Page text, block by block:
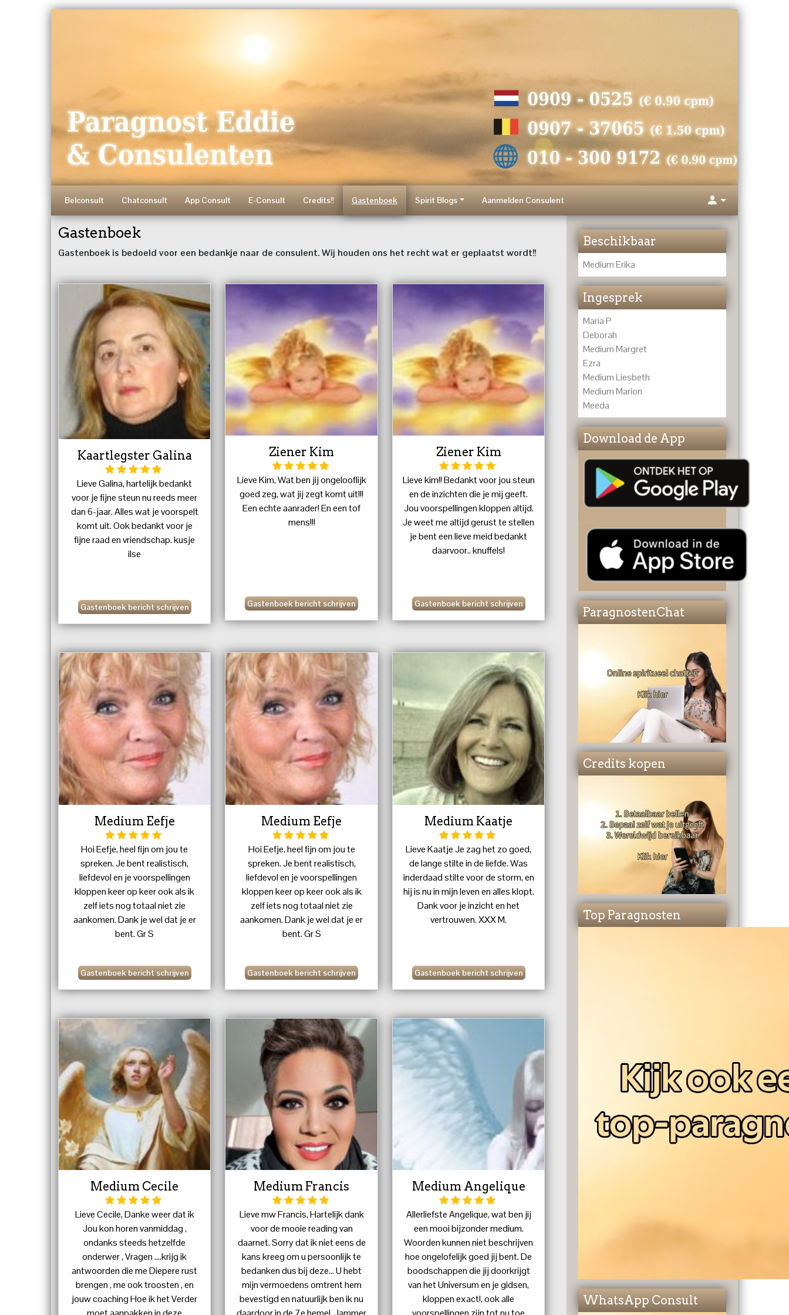
Belconsult Chatconsult App Consult E-Consult Credits!! Gastenboek Spirit Blogs Aanmelden Consulent
Gastenboek
Gastenboek is bedoeld voor een bedankje naar de consulent. Wij houden ons het recht wat er geplaatst wordt!!
Kaartlegster Galina
Lieve Galina, hartelijk bedankt
voor je fijne steun nu reeds meer
dan 6-jaar. Alles wat je voorspelt
komt uit. Ook bedankt voor je
fijne raad en vriendschap. kusje
ilse
Gastenboek bericht schrijven
Ziener Kim
Lieve Kim, Wat ben jij ongelooflijk
goed zeg, wat jij zegt komt uit!!!
Een echte aanrader! En een tof
mens!!!
Gastenboek bericht schrijven
Ziener Kim
Lieve kim!! Bedankt voor jou steun
en de inzichten die je mij geeft.
Jou voorspellingen kloppen altijd.
Je weet me altijd gerust te stellen
je bent een lieve meid bedankt
daarvoor.. knuffels!
Gastenboek bericht schrijven
Medium Eefje
Hoi Eefje, heel fijn om jou te
spreken. Je bent realistisch,
liefdevol en je voorspellingen
kloppen keer op keer ook als ik
zelf iets nog totaal niet zie
aankomen. Dank je wel dat je er
bent. Gr S
Gastenboek bericht schrijven
Medium Eefje
Hoi Eefje, heel fijn om jou te
spreken. Je bent realistisch,
liefdevol en je voorspellingen
kloppen keer op keer ook als ik
zelf iets nog totaal niet zie
aankomen. Dank je wel dat je er
bent. Gr S
Gastenboek bericht schrijven
Medium Kaatje
Lieve Kaatje Je zag het zo goed,
de lange stilte in de liefde. Was
inderdaad stilte voor de storm, en
hij is nu in mijn leven en alles klopt.
Dank voor je inzicht en het
vertrouwen. XXX M.
Gastenboek bericht schrijven
Medium Cecile
Lieve Cecile, Danke weer dat ik
Jou kon horen vanmiddag ,
ondanks steeds hetzelfde
onderwer , Vragen ....krijg ik
antwoorden die me Diepere rust
brengen , me ook troosten , en
jouw coaching Hoe ik het Verder
Medium Francis
Lieve mw Francis, Hartelijk dank
voor de mooie reading van
daarnet. Sorry dat ik niet eens de
kans kreeg om u persoonlijk te
bedanken dus bij deze... U hebt
mijn vermoedens omtrent hem
bevestigd en natuurlijk ben ik nu
Medium Angelique
Allerliefste Angelique, wat ben jij
een mooi bijzonder medium.
Woorden kunnen niet beschrijven
hoe ongelofelijk goed jij bent. De
boodschappen die jij doorkrijgt
van het Universum en je gidsen,
kloppen exact!, ook alle
Beschikbaar
Medium Erika
Ingesprek
Maria P
Deborah
Medium Margret
Ezra
Medium Liesbeth
Medium Marion
Meeda
Download de App
ParagnostenChat
Credits kopen
Top Paragnosten
WhatsApp Consult